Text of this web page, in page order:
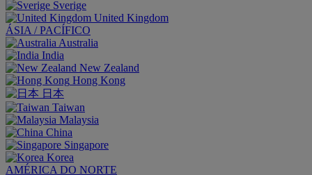
Sverige
United Kingdom
ÁSIA / PACÍFICO
Australia
India
New Zealand
Hong Kong
日本
Taiwan
Malaysia
China
Singapore
Korea
AMÉRICA DO NORTE